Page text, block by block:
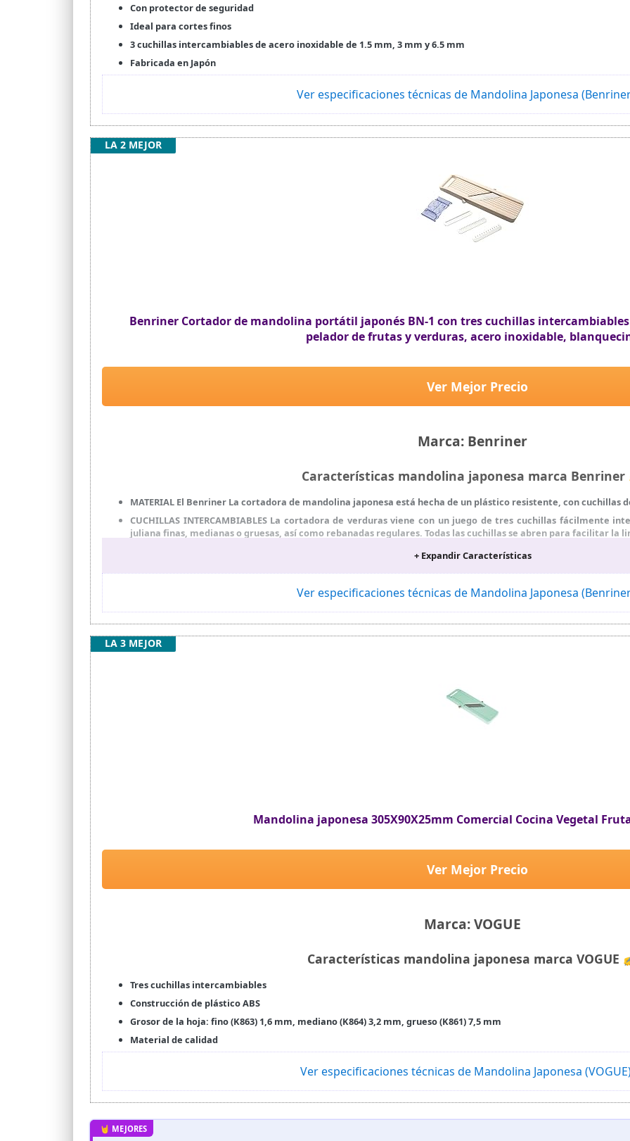
Con protector de seguridad
Ideal para cortes finos
3 cuchillas intercambiables de acero inoxidable de 1.5 mm, 3 mm y 6.5 mm
Fabricada en Japón
Ver especificaciones técnicas de Mandolina Japonesa
Benriner Cortador de mandolina portátil japonés BN-1 con tres cuchillas
pelador de frutas y verduras, acero inoxidable,
Marca: Benriner
Ver Mejor Precio
LA 2 MEJOR
Características mandolina japonesa marca
MATERIAL El Benriner La cortadora de mandolina japonesa está hecha de un plástico resistente, con
CUCHILLAS INTERCAMBIABLES La cortadora de verduras viene con un juego de tres cuchillas fácilmente
juliana finas, medianas o gruesas, así como rebanadas regulares. Todas las cuchillas se abren para facilitar la
GROSOR AJUSTABLE Corte las verduras a cualquier grosor de hasta ¼ de pulgada (0,63 cm) con los tornillos
+ Expandir Características
Ver especificaciones técnicas de Mandolina Japonesa
Mandolina japonesa 305X90X25mm Comercial Cocina Vegetal
Marca: VOGUE
Ver Mejor Precio
LA 3 MEJOR
Características mandolina japonesa marca VOGUE
Tres cuchillas intercambiables
Construcción de plástico ABS
Grosor de la hoja: fino (K863) 1,6 mm, mediano (K864) 3,2 mm, grueso (K861) 7,5 mm
Material de calidad
Ver especificaciones técnicas de Mandolina Japonesa